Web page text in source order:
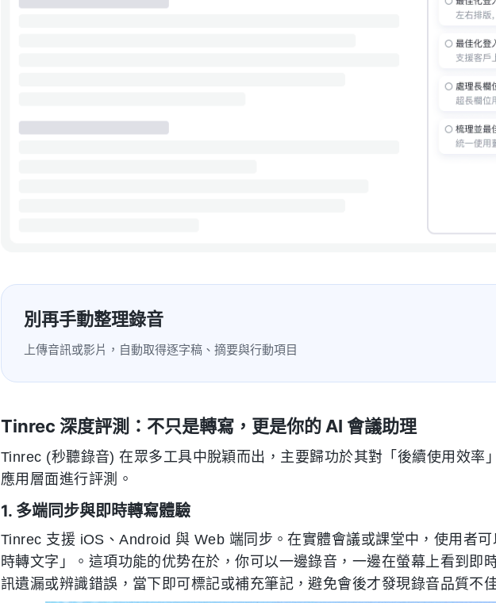
別再手動整理錄音
上傳音訊或影片，自動取得逐字稿、摘要與行動項目
Tinrec 深度評測：不只是轉寫，更是你的 AI 會議助理
Tinrec (秒聽錄音) 在眾多工具中脫穎而出，主要歸功於其對「後續使用效率
應用層面進行評測。
1. 多端同步與即時轉寫體驗
Tinrec 支援 iOS、Android 與 Web 端同步。在實體會議或課堂中，使用者
時轉文字」。這項功能的优势在於，你可以一邊錄音，一邊在螢幕上看到即
訊遺漏或辨識錯誤，當下即可標記或補充筆記，避免會後才發現錄音品質不